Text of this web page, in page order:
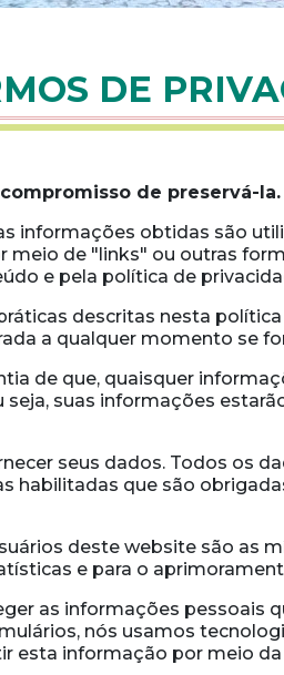
DE
de preservá-la.
informações obtidas são
de "links" ou outras
e pela política de
descritas nesta
a qualquer momento se
de que, quaisquer
suas informações
seus dados. Todos os
habilitadas que são
deste website são as
e para o
as informações pessoais
nós usamos
esta informação por meio